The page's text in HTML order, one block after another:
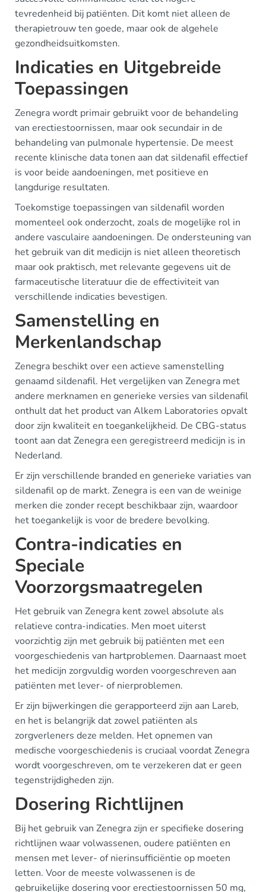
tevredenheid bij patiënten. Dit komt niet alleen de
therapietrouw ten goede, maar ook de algehele
gezondheidsuitkomsten.
Indicaties en Uitgebreide
Toepassingen
Zenegra wordt primair gebruikt voor de behandeling
van erectiestoornissen, maar ook secundair in de
behandeling van pulmonale hypertensie. De meest
recente klinische data tonen aan dat sildenafil effectief
is voor beide aandoeningen, met positieve en
langdurige resultaten.
Toekomstige toepassingen van sildenafil worden
momenteel ook onderzocht, zoals de mogelijke rol in
andere vasculaire aandoeningen. De ondersteuning van
het gebruik van dit medicijn is niet alleen theoretisch
maar ook praktisch, met relevante gegevens uit de
farmaceutische literatuur die de effectiviteit van
verschillende indicaties bevestigen.
Samenstelling en
Merkenlandschap
Zenegra beschikt over een actieve samenstelling
genaamd sildenafil. Het vergelijken van Zenegra met
andere merknamen en generieke versies van sildenafil
onthult dat het product van Alkem Laboratories opvalt
door zijn kwaliteit en toegankelijkheid. De CBG-status
toont aan dat Zenegra een geregistreerd medicijn is in
Nederland.
Er zijn verschillende branded en generieke variaties van
sildenafil op de markt. Zenegra is een van de weinige
merken die zonder recept beschikbaar zijn, waardoor
het toegankelijk is voor de bredere bevolking.
Contra-indicaties en
Speciale
Voorzorgsmaatregelen
Het gebruik van Zenegra kent zowel absolute als
relatieve contra-indicaties. Men moet uiterst
voorzichtig zijn met gebruik bij patiënten met een
voorgeschiedenis van hartproblemen. Daarnaast moet
het medicijn zorgvuldig worden voorgeschreven aan
patiënten met lever- of nierproblemen.
Er zijn bijwerkingen die gerapporteerd zijn aan Lareb,
en het is belangrijk dat zowel patiënten als
zorgverleners deze melden. Het opnemen van
medische voorgeschiedenis is cruciaal voordat Zenegra
wordt voorgeschreven, om te verzekeren dat er geen
tegenstrijdigheden zijn.
Dosering Richtlijnen
Bij het gebruik van Zenegra zijn er specifieke dosering
richtlijnen waar volwassenen, oudere patiënten en
mensen met lever- of nierinsufficiëntie op moeten
letten. Voor de meeste volwassenen is de
gebruikelijke dosering voor erectiestoornissen 50 mg,